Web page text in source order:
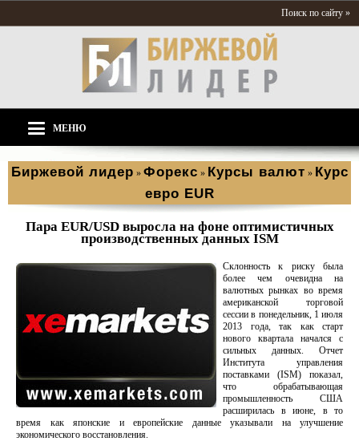
Поиск по сайту »
МЕНЮ
Биржевой лидер » Форекс » Курсы валют » Курс
евро EUR
Пара EUR/USD выросла на фоне оптимистичных
производственных данных ISM
Склонность к риску была
более чем очевидна на
валютных рынках во время
американской торговой
сессии в понедельник, 1 июля
2013 года, так как старт
нового квартала начался с
сильных данных. Отчет
Института управления
поставками (ISM) показал,
что обрабатывающая
промышленность США
расширилась в июне, в то
время как японские и европейские данные указывали на улучшение
экономического восстановления.